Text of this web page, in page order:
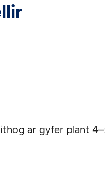
ar gyfer plant